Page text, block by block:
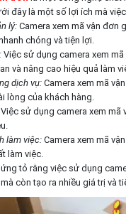
đây là một số lợi ích mà
lý:Camera xem mã vận đơn
chóng và tiện lợi.
Việc sử dụng camera xem
và nâng cao hiệu quả làm
dịch vụ:Camera xem mã
lòng của khách hàng.
Việc sử dụng camera xem
làm việc:Camera xem mã
làm việc.
tỏ rằng việc sử dụng
còn tạo ra nhiều giá trị và